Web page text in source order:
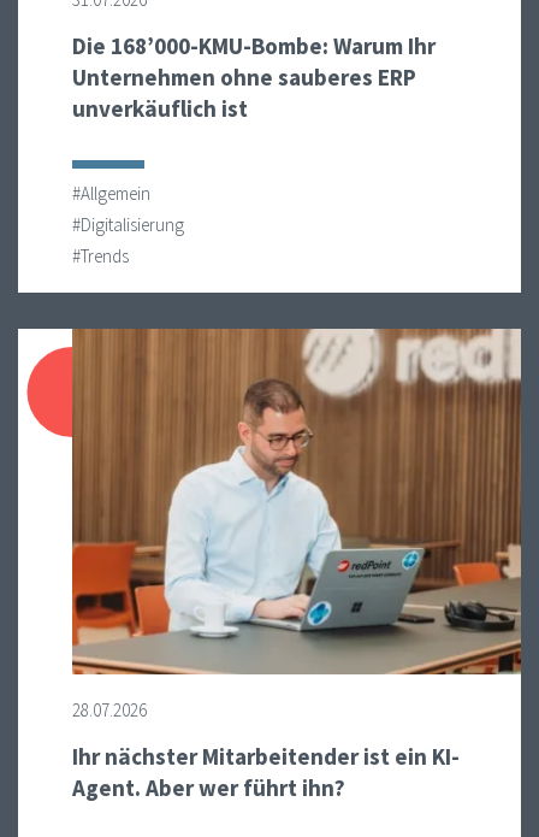
Die 168’000-KMU-Bombe: Warum Ihr
Unternehmen ohne sauberes ERP
unverkäuflich ist
#Allgemein
#Digitalisierung
#Trends
28.07.2026
Ihr nächster Mitarbeitender ist ein KI-
Agent. Aber wer führt ihn?